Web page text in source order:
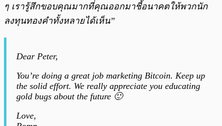
ๆ เรารู้สึกขอบคุณมากที่คุณออกมาชี้อนาคตให้พวกนัก
ลงทุนทองคำทั้งหลายได้เห็น”
Dear Peter,
You’re doing a great job marketing Bitcoin. Keep up
the solid effort. We really appreciate you educating
gold bugs about the future 🙂
Love,